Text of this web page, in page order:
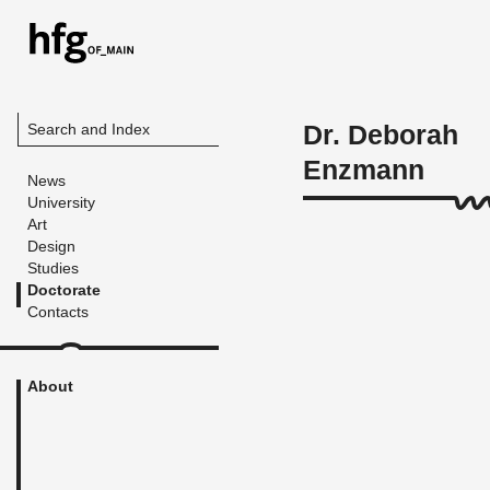
Search and Index
News
University
Art
Design
Studies
Doctorate
Contacts
About
Dr. Deborah
Enzmann